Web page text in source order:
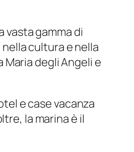
gamma di
cultura e nella
degli Angeli e
e case vacanza
la marina è il